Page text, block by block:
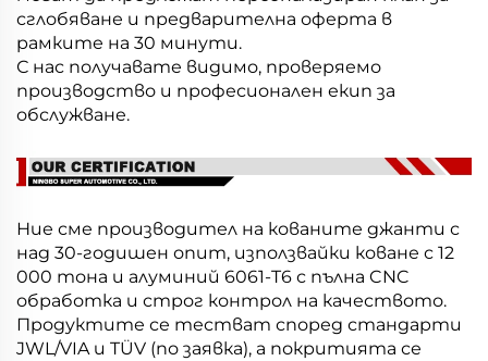
сглобяване и предварителна оферта в
рамките на 30 минути.
С нас получавате видимо, проверяемо
производство и професионален екип за
обслужване.
Ние сме производител на кованите джанти с
над 30-годишен опит, използвайки коване с 12
000 тона и алуминий 6061-T6 с пълна CNC
обработка и строг контрол на качеството.
Продуктите се тестват според стандарти
JWL/VIA и TÜV (по заявка), а покритията се